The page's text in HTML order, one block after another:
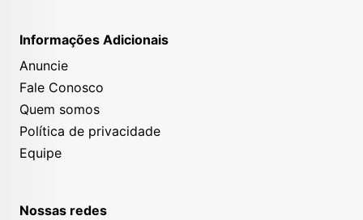
Informações Adicionais
Anuncie
Fale Conosco
Quem somos
Política de privacidade
Equipe
Nossas redes